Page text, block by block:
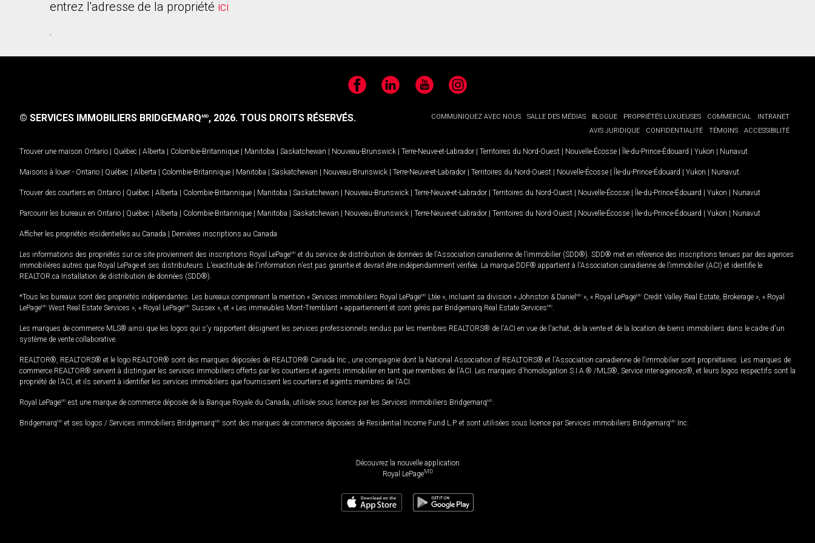
entrez l'adresse de la propriété ici
.
FacebookLinkedIn YouTubeInstagram
COMMUNIQUEZ AVEC NOUS SALLE DES MÉDIAS BLOGUE PROPRIÉTÉS LUXUEUSES COMMERCIAL
INTRANET
AVIS JURIDIQUE
CONFIDENTIALITÉ TÉMOINS ACCESSIBILITÉ
© SERVICES IMMOBILIERS BRIDGEMARQMD, 2026. TOUS DROITS RÉSERVÉS.
Trouver une maison Ontario | Québec | Alberta | Colombie-Britannique | Manitoba | Saskatchewan | Nouveau-Brunswick | Terre-Neuve-et-Labrador | Territoires du Nord-Ouest | Nouvelle-Écosse | Île-du-Prince-Édouard | Yukon | Nunavut
Maisons à louer - Ontario | Québec | Alberta | Colombie-Britannique | Manitoba | Saskatchewan | Nouveau-Brunswick | Terre-Neuve-et-Labrador | Territoires du Nord-Ouest | Nouvelle-Écosse | Île-du-Prince-Édouard | Yukon | Nunavut
Trouver des courtiers en Ontario | Québec | Alberta | Colombie-Britannique | Manitoba | Saskatchewan | Nouveau-Brunswick | Terre-Neuve-et-Labrador | Territoires du Nord-Ouest | Nouvelle-Écosse | Île-du-Prince-Édouard | Yukon | Nunavut
Parcourir les bureaux en Ontario | Québec | Alberta | Colombie-Britannique | Manitoba | Saskatchewan | Nouveau-Brunswick | Terre-Neuve-et-Labrador | Territoires du Nord-Ouest | Nouvelle-Écosse | Île-du-Prince-Édouard | Yukon | Nunavut
Afficher les propriétés résidentielles au Canada | Dernières inscriptions au Canada
Les informations des propriétés sur ce site proviennent des inscriptions Royal LePageMD et du service de distribution de données de l'Association canadienne de l’immobilier (SDD®). SDD® met en référence des inscriptions tenues par des agences
immobilières autres que Royal LePage et ses distributeurs. L'exactitude de l'information n'est pas garantie et devrait être indépendamment vérifiée. La marque DDF® appartient à l'Association canadienne de l’immobilier (ACI) et identifie le
REALTOR.ca Installation de distribution de données (SDD®).
*Tous les bureaux sont des propriétés indépendantes. Les bureaux comprenant la mention « Services immobiliers Royal LePageMD Ltée », incluant sa division « Johnston & Daniel MD », « Royal LePageMD Credit Valley Real Estate, Brokerage », « Royal
LePageMD West Real Estate Services », « Royal LePageMD Sussex », et « Les immeubles Mont-Tremblant » appartiennent et sont gérés par Bridgemarq Real Estate ServicesMD
Les marques de commerce MLS® ainsi que les logos qui s'y rapportent désignent les services professionnels rendus par les membres REALTORS® de l'ACI en vue de l'achat, de la vente et de la location de biens immobiliers dans le cadre d'un
système de vente collaborative.
REALTOR®, REALTORS® et le logo REALTOR® sont des marques déposées de REALTOR® Canada Inc., une compagnie dont la National Association of REALTORS® et l'Association canadienne de l’immobilier sont propriétaires. Les marques de
commerce REALTOR® servent à distinguer les services immobiliers offerts par les courtiers et agents immobilier en tant que membres de l'ACI. Les marques d'homologation S.I.A.® /MLS®, Service inter-agences®, et leurs logos respectifs sont la
propriété de l'ACI, et ils servent à identifier les services immobiliers que fournissent les courtiers et agents membres de l'ACI.
Royal LePageMD est une marque de commerce déposée de la Banque Royale du Canada, utilisée sous licence par les Services immobiliers BridgemarqMD
BridgemarqMD et ses logos / Services immobiliers BridgemarqMD sont des marques de commerce déposées de Residential Income Fund L.P. et sont utilisées sous licence par Services immobiliers BridgemarqMD Inc.
Découvrez la nouvelle application
Royal LePageMD